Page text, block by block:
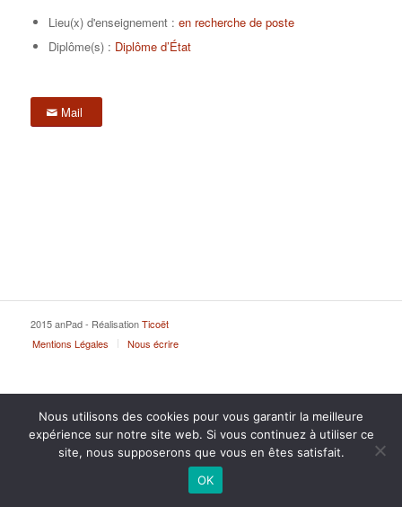
Lieu(x) d'enseignement : en recherche de poste
Diplôme(s) : Diplôme d’État
Mail
2015 anPad - RéalisationTicoët
Mentions Légales
Nous écrire
Nous utilisons des cookies pour vous garantir la meilleure
expérience sur notre site web. Si vous continuez à utiliser ce
site, nous supposerons que vous en êtes satisfait.
OK